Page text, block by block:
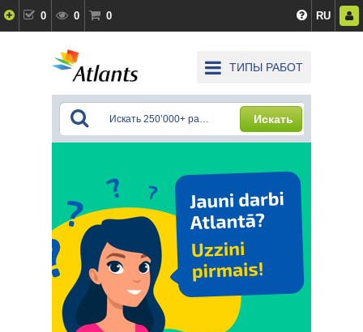
0 0 0 RU
ТИПЫ РАБОТ
Искать